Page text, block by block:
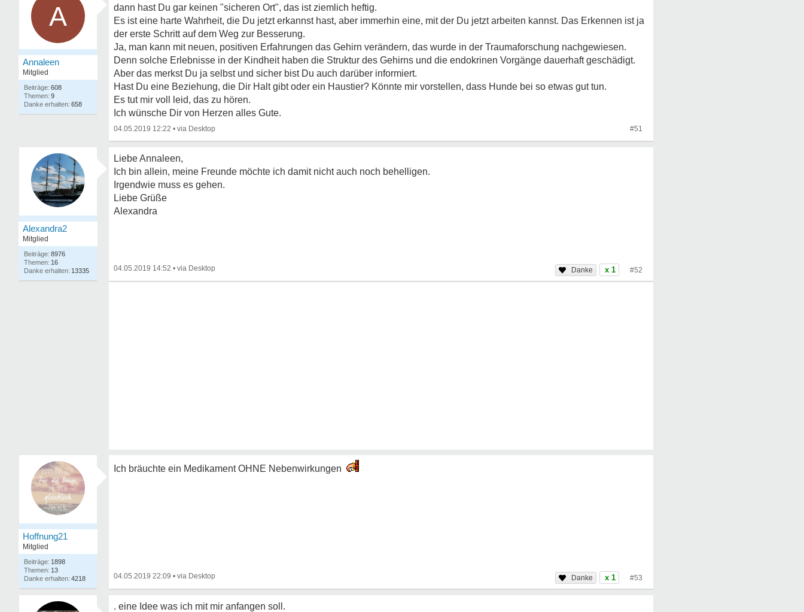
A
Annaleen
Mitglied
608
9
658
dann hast Du gar keinen "sicheren Ort", das ist ziemlich heftig.
Es ist eine harte Wahrheit, die Du jetzt erkannst hast, aber immerhin eine, mit der Du jetzt arbeiten kannst. Das Erkennen ist ja
der erste Schritt auf dem Weg zur Besserung.
Ja, man kann mit neuen, positiven Erfahrungen das Gehirn verändern, das wurde in der Traumaforschung nachgewiesen.
Denn solche Erlebnisse in der Kindheit haben die Struktur des Gehirns und die endokrinen Vorgänge dauerhaft geschädigt.
Aber das merkst Du ja selbst und sicher bist Du auch darüber informiert.
Hast Du eine Beziehung, die Dir Halt gibt oder ein Haustier? Könnte mir vorstellen, dass Hunde bei so etwas gut tun.
Es tut mir voll leid, das zu hören.
Ich wünsche Dir von Herzen alles Gute.
04.05.2019 12:22 • #51
Alexandra2
Mitglied
8976
16
13335
Liebe Annaleen,
Ich bin allein, meine Freunde möchte ich damit nicht auch noch behelligen.
Irgendwie muss es gehen.
Liebe Grüße
Alexandra
04.05.2019 14:52 • x 1 #52
Hoffnung21
Mitglied
1898
13
4218
Ich bräuchte ein Medikament OHNE Nebenwirkungen
04.05.2019 22:09 • x 1 #53
. eine Idee was ich mit mir anfangen soll.